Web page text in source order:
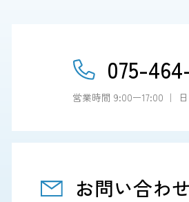
075-
営業時間 9:00ー17:00 ｜
お問い合わ